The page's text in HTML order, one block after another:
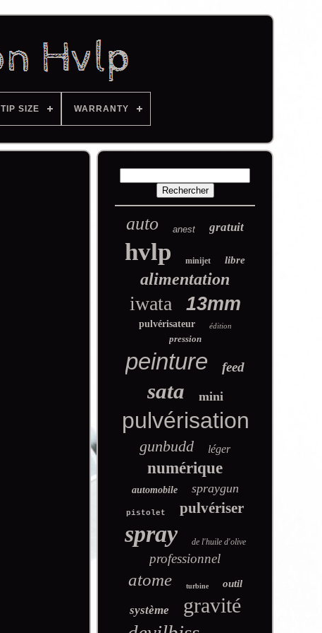
TIP SIZE WARRANTY
auto anest gratuit
hvlp minijet libre
alimentation
iwata 13mm
pulvérisateur édition
pression
peinture feed
sata mini
pulvérisation
gunbudd léger
numérique
automobile spraygun
pistolet pulvériser
spray de l'huile d'olive
professionnel
atome turbine outil
système gravité